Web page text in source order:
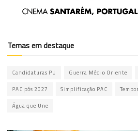
Temas em destaque
Candidaturas PU Guerra Médio Oriente
PAC pós 2027 Simplificação PAC
Água que Une